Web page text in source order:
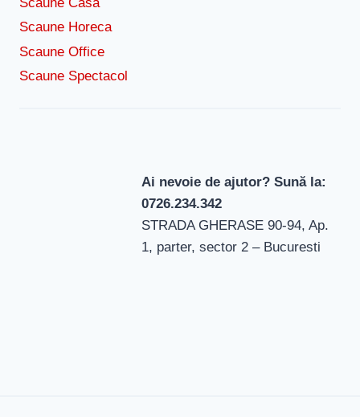
Scaune Horeca
Scaune Office
Scaune Spectacol
Ai nevoie de ajutor? Sună la:
0726.234.342
STRADA GHERASE 90-94, Ap.
1, parter, sector 2 – Bucuresti